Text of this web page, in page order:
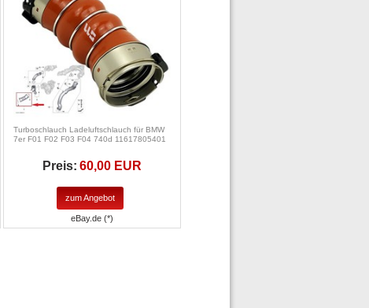
Turboschlauch Ladeluftschlauch für BMW
7er F01 F02 F03 F04 740d 11617805401
Preis: 60,00 EUR
zum Angebot
eBay.de (*)